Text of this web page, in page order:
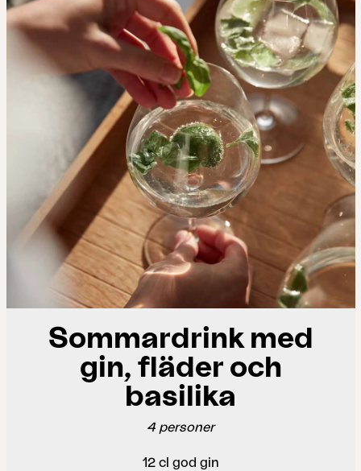
Sommardrink med
gin, fläder och
basilika
4 personer
12 cl god gin